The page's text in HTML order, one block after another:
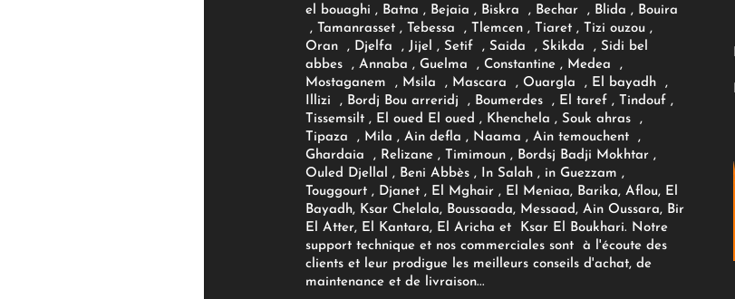
el bouaghi , Batna , Bejaia , Biskra , Bechar , Blida , Bouira
, Tamanrasset , Tebessa , Tlemcen , Tiaret , Tizi ouzou ,
Oran , Djelfa , Jijel , Setif , Saida , Skikda , Sidi bel
abbes , Annaba , Guelma , Constantine , Medea ,
Mostaganem , Msila , Mascara , Ouargla , El bayadh ,
Illizi , Bordj Bou arreridj , Boumerdes , El taref , Tindouf ,
Tissemsilt , El oued El oued , Khenchela , Souk ahras ,
Tipaza , Mila , Ain defla , Naama , Ain temouchent ,
Ghardaia , Relizane , Timimoun , Bordsj Badji Mokhtar ,
Ouled Djellal , Beni Abbès , In Salah , in Guezzam ,
Touggourt , Djanet , El Mghair , El Meniaa, Barika, Aflou, El
Bayadh, Ksar Chelala, Boussaada, Messaad, Ain Oussara, Bir
El Atter, El Kantara, El Aricha et Ksar El Boukhari. Notre
support technique et nos commerciales sont à l'écoute des
clients et leur prodigue les meilleurs conseils d'achat, de
maintenance et de livraison...